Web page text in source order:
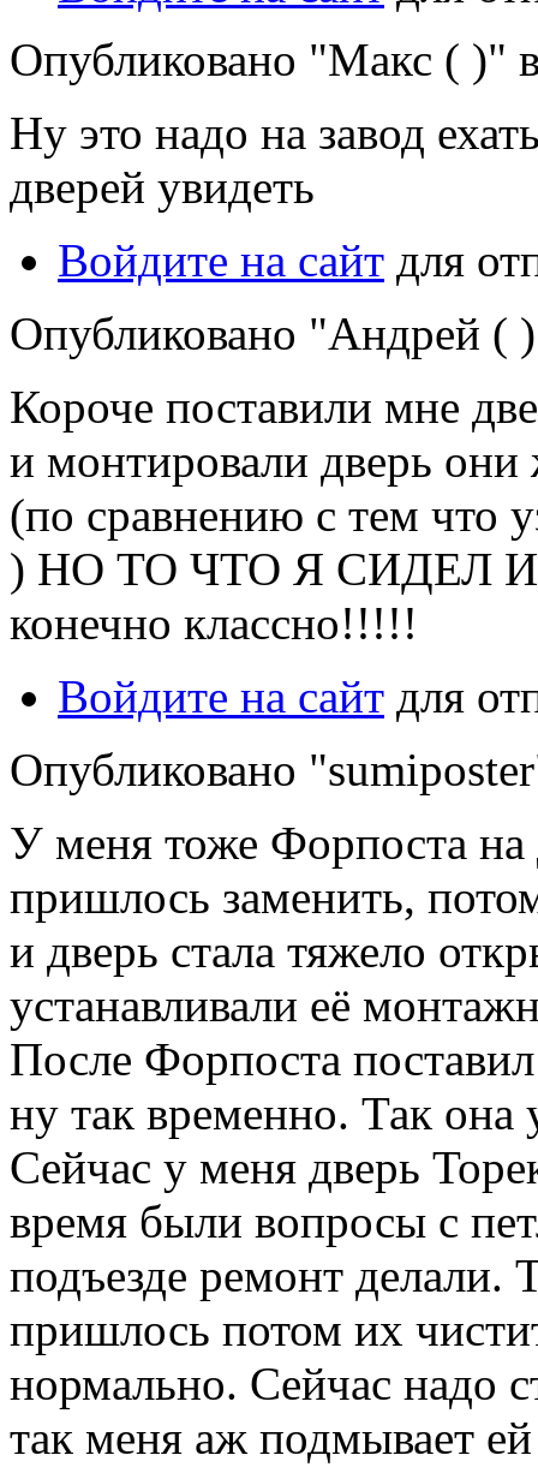
Опубликовано "Макс ( )"
Ну это надо на завод
дверей увидеть
Войдите на сайт для
Опубликовано "Андрей (
Короче поставили мне
и монтировали дверь
(по сравнению с тем что
) НО ТО ЧТО Я СИДЕЛ И
конечно классно!!!!!
Войдите на сайт для
Опубликовано
У меня тоже Форпоста на
пришлось заменить,
и дверь стала тяжело
устанавливали её
После Форпоста
ну так временно. Так она
Сейчас у меня дверь
время были вопросы с
подъезде ремонт делали.
пришлось потом их
нормально. Сейчас надо
так меня аж подмывает